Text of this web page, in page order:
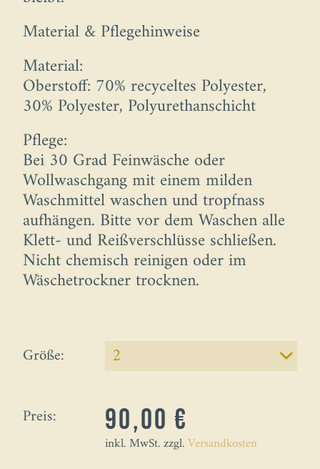
Material & Pflegehinweise
Material:
Oberstoff: 70% recyceltes Polyester,
30% Polyester, Polyurethanschicht
Pflege:
Bei 30 Grad Feinwäsche oder
Wollwaschgang mit einem milden
Waschmittel waschen und tropfnass
aufhängen. Bitte vor dem Waschen alle
Klett- und Reißverschlüsse schließen.
Nicht chemisch reinigen oder im
Wäschetrockner trocknen.
Größe:
Preis: 90,00 €
inkl. MwSt. zzgl.Versandkosten